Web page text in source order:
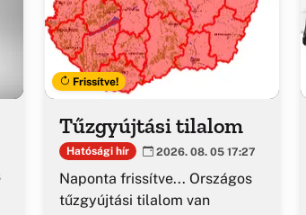
Frissítve!
Tűzgyújtási tilalom
Hatósági hír 2026. 08. 05 17:27
Naponta frissítve... Országos
tűzgyújtási tilalom van